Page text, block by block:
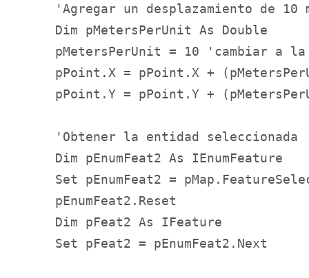
'Agregar un desplazamiento de 10
    Dim pMetersPerUnit As Double
pMetersPerUnit = 10 'cambiar a
pPoint.X = pPoint.X +
pPoint.Y = pPoint.Y +
    'Obtener la entidad seleccionada
    Dim pEnumFeat2 As IEnumFeature
Set pEnumFeat2 =
    pEnumFeat2.Reset
    Dim pFeat2 As IFeature
    Set pFeat2 = pEnumFeat2.Next